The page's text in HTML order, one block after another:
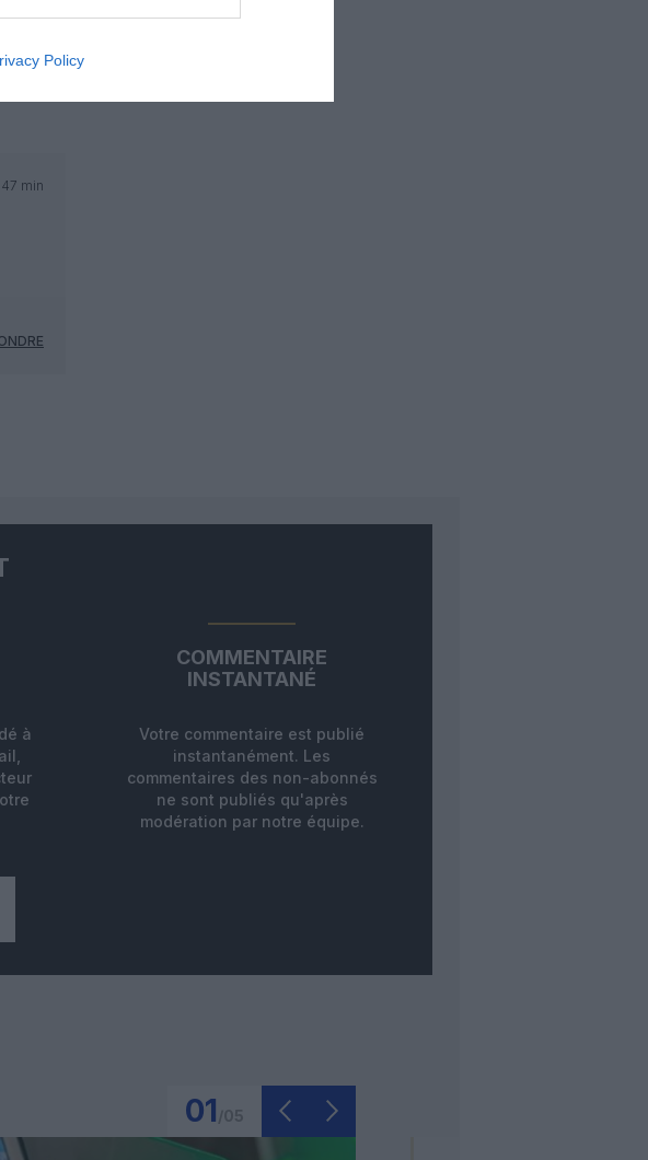
Policy
min
à
COMMENTAIRE
INSTANTANÉ
Votre commentaire est publié
instantanément. Les
commentaires des non-abonnés
ne sont publiés qu'après
modération par notre équipe.
01